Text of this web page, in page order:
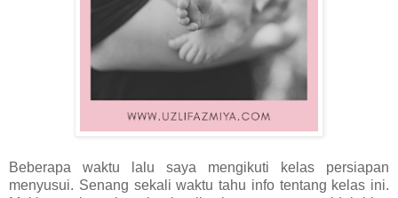
Beberapa waktu lalu saya mengikuti kelas persiapan
menyusui. Senang sekali waktu tahu info tentang kelas ini.